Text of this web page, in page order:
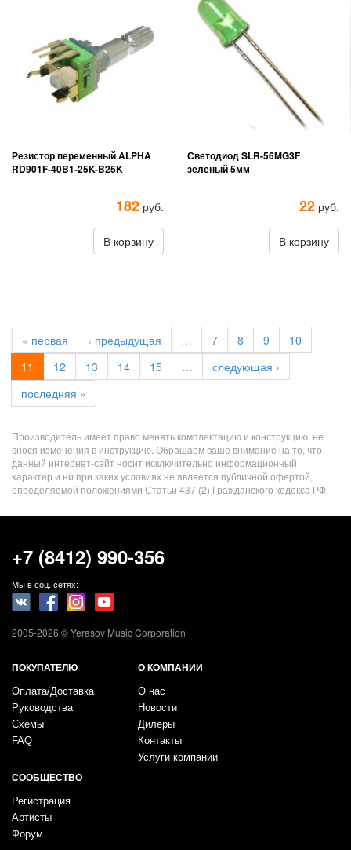
Резистор переменный ALPHA
RD901F-40B1-25K-B25K
182 руб.
В корзину
Светодиод SLR-56MG3F
зеленый 5мм
22 руб.
В корзину
« первая ‹ предыдущая … 7 8 9
10
11
12 13 14 15 …
следующая ›
последняя »
Производитель имеет право менять комплектацию и конструкцию, не
внося изменения в инструкцию. Обращаем ваше внимание на то, что
данный интернет-сайт носит исключительно информационный
характер и ни при каких условиях не является публичной офертой,
определяемой положениями Статьи 437 (2) Гражданского кодекса РФ.
+7 (8412) 990-356
Мы в соц. сетях:
2005-2026 © Yerasov Music Corporation
ПОКУПАТЕЛЮ
Оплата/Доставка
Руководства
Схемы
FAQ
О КОМПАНИИ
О нас
Новости
Дилеры
Контакты
Услуги компании
СООБЩЕСТВО
Регистрация
Артисты
Форум